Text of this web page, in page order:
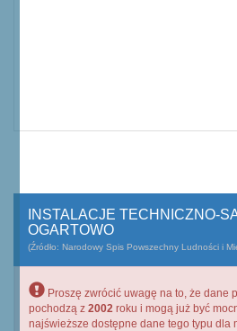
INSTALACJE TECHNICZNO-
OGARTOWO
(Źródło: Narodowy Spis Powszechny Ludności i
Proszę zwrócić uwagę na to, że dane
pochodzą z 2002 roku i mogą już być
najświeższe dostępne dane tego typu dla